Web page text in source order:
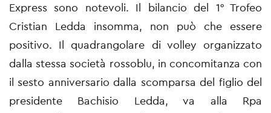
Express sono notevoli. Il bilancio del 1° Trofeo
Cristian Ledda insomma, non può che essere
positivo. Il quadrangolare di volley organizzato
dalla stessa società rossoblu, in concomitanza con
il sesto anniversario dalla scomparsa del figlio del
presidente Bachisio Ledda, va alla Rpa